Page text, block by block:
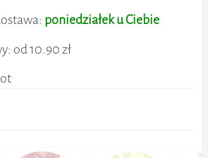
poniedziałek u Ciebie
od 10.90 zł